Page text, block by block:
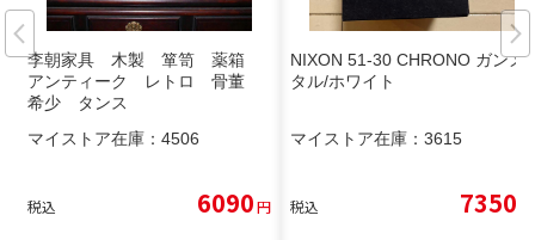
李朝家具 木製 箪笥 薬箱
アンティーク レトロ 骨董
希少 タンス
マイストア在庫： 4506
税込 6090円
NIXON 51-30 CHRONO ガンメ
タル/ホワイト
マイストア在庫： 3615
税込 7350